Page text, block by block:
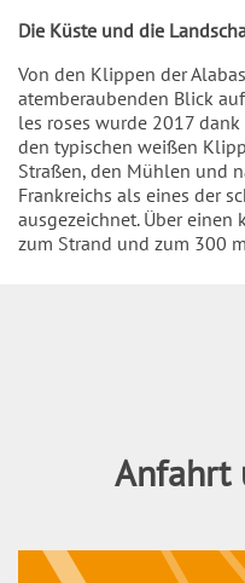
Die Küste und die
Von den Klippen der
atemberaubenden Blick
les roses wurde 2017
den typischen weißen
Straßen, den Mühlen und
Frankreichs als eines der
ausgezeichnet. Über
zum Strand und zum 300
Anfahrt